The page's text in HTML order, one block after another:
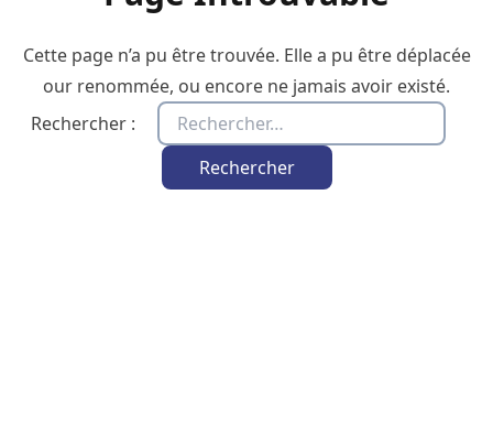
Cette page n’a pu être trouvée. Elle a pu être déplacée
our renommée, ou encore ne jamais avoir existé.
Rechercher :